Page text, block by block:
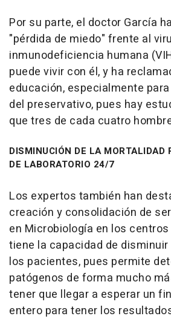
Por su parte, el doctor García
"pérdida de miedo" frente al
inmunodeficiencia humana
puede vivir con él, y ha
educación, especialmente
del preservativo, pues hay
que tres de cada cuatro
DISMINUCIÓN DE LA MORTALIDAD
DE LABORATORIO 24/7
Los expertos también han
creación y consolidación de
en Microbiología en los
tiene la capacidad de
los pacientes, pues permite
patógenos de forma mucho
tener que llegar a esperar un
entero para tener los